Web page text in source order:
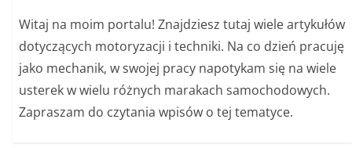
Witaj na moim portalu! Znajdziesz tutaj wiele artykułów
dotyczących motoryzacji i techniki. Na co dzień pracuję
jako mechanik, w swojej pracy napotykam się na wiele
usterek w wielu różnych marakach samochodowych.
Zapraszam do czytania wpisów o tej tematyce.